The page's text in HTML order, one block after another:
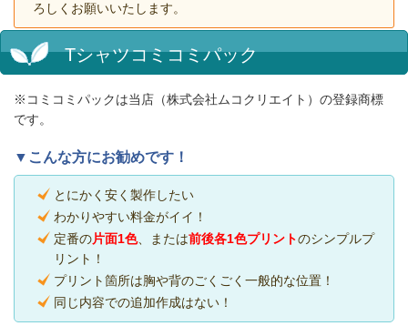
ろしくお願いいたします。
Tシャツコミコミパック
※コミコミパックは当店（株式会社ムコクリエイト）の登録商標
です。
▼こんな方にお勧めです！
とにかく安く製作したい
わかりやすい料金がイイ！
定番の片面1色、または前後各1色プリントのシンプルプ
リント！
プリント箇所は胸や背のごくごく一般的な位置！
同じ内容での追加作成はない！